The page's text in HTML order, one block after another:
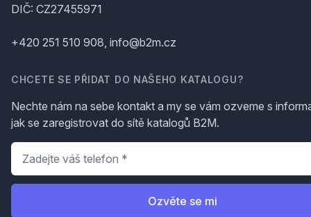
DIČ: CZ27455971
+420 251 510 908, info@b2m.cz
CHCETE SE PŘIDAT DO NAŠEHO KATALOGU?
Nechte nám na sebe kontakt a my se vám ozveme s
jak se zaregistrovat do sítě katalogů B2M.
Telefon
Ozvěte se mi